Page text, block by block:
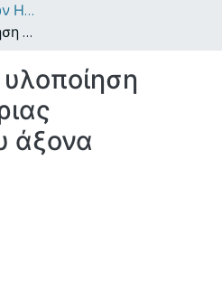
Πτυχιακές Μηχανικών Ηλεκτρονικής ΤΕ
Σχεδίαση και υλοποίηση ανεμογεννήτριας κατακόρυφου άξονα
άξονα